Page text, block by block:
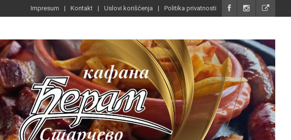
Impresum Kontakt Uslovi korišćenja Politika privatnosti